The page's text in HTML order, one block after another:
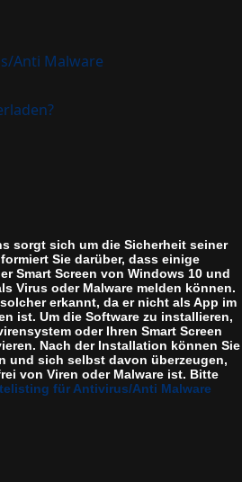
Anti Malware
sorgt sich um die Sicherheit seiner
Sie darüber, dass einige
Smart Screen von Windows 10 und
Virus oder Malware melden können.
erkannt, da er nicht als App im
ist. Um die Software zu installieren,
oder Ihren Smart Screen
Nach der Installation können Sie
und sich selbst davon überzeugen,
von Viren oder Malware ist. Bitte
für Antivirus/Anti Malware